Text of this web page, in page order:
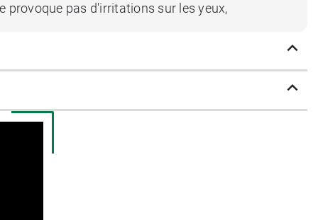
provoque pas d'irritations sur les yeux,
les unes que les autres.